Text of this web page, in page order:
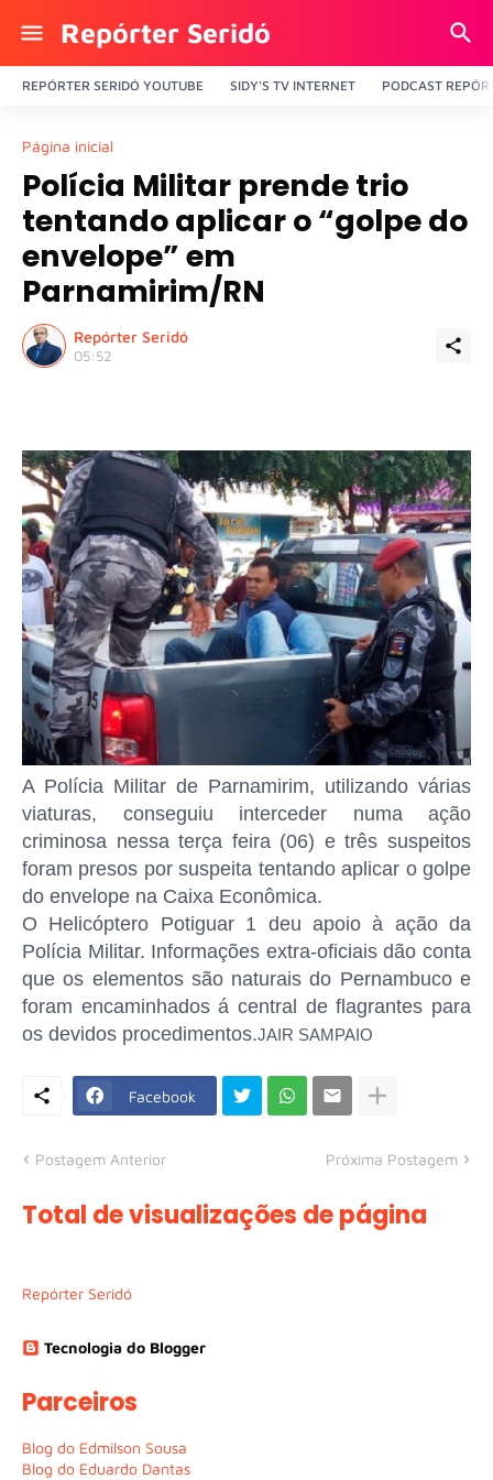
Repórter Seridó
REPÓRTER SERIDÓ YOUTUBE SIDY'S TV INTERNET PODCAST
Página inicial
Polícia Militar prende trio
tentando aplicar o “golpe do
envelope” em
Parnamirim/RN
Repórter Seridó
05:52
A Polícia Militar de Parnamirim, utilizando várias
viaturas, conseguiu interceder numa ação
criminosa nessa terça feira (06) e três suspeitos
foram presos por suspeita tentando aplicar o golpe
do envelope na Caixa Econômica.
O Helicóptero Potiguar 1 deu apoio à ação da
Polícia Militar. Informações extra-oficiais dão conta
que os elementos são naturais do Pernambuco e
foram encaminhados á central de flagrantes para
os devidos procedimentos.JAIR SAMPAIO
Facebook
Postagem Anterior Próxima Postagem
Total de visualizações de página
Repórter Seridó
Tecnologia do Blogger
Parceiros
Blog do Edmilson Sousa
Blog do Eduardo Dantas